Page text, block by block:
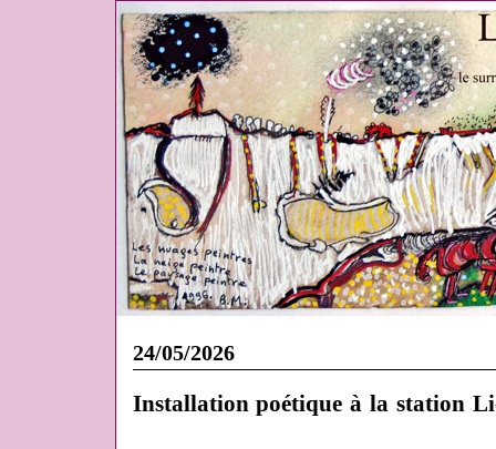
24/05/2026
Installation poétique à la station